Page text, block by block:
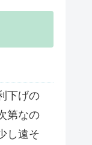
下げの
第なの
し遠そ